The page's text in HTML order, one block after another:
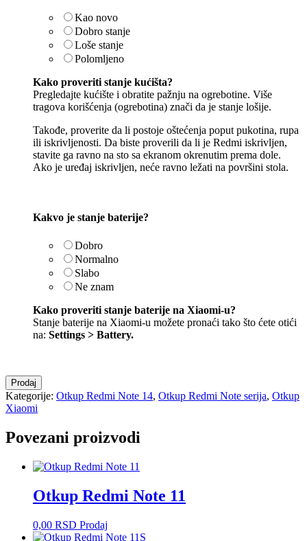
Kao novo
Dobro stanje
Loše stanje
Polomljeno
Kako proveriti stanje kućišta?
Pregledajte kućište i obratite pažnju na ogrebotine. Više
tragova korišćenja (ogrebotina) znači da je stanje lošije.
Takođe, proverite da li postoje oštećenja poput pukotina, rupa
ili iskrivljenosti. Da biste proverili da li je Redmi iskrivljen,
stavite ga ravno na sto sa ekranom okrenutim prema dole.
Ako je uređaj iskrivljen, neće ravno ležati na površini stola.
Kakvo je stanje baterije?
Dobro
Normalno
Slabo
Ne znam
Kako proveriti stanje baterije na Xiaomi-u?
Stanje baterije na Xiaomi-u možete pronaći tako što ćete otići
na: Settings > Battery.
Otkup
Redmi
Note
količina
Prodaj
Kategorije: Otkup Redmi Note 14, Otkup Redmi Note serija, Otkup
Xiaomi
Povezani proizvodi
Otkup Redmi Note 11
0,00 RSD Prodaj